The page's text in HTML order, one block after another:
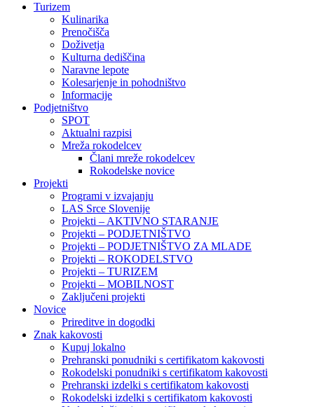
Turizem
Kulinarika
Prenočišča
Doživetja
Kulturna dediščina
Naravne lepote
Kolesarjenje in pohodništvo
Informacije
Podjetništvo
SPOT
Aktualni razpisi
Mreža rokodelcev
Člani mreže rokodelcev
Rokodelske novice
Projekti
Programi v izvajanju
LAS Srce Slovenije
Projekti – AKTIVNO STARANJE
Projekti – PODJETNIŠTVO
Projekti – PODJETNIŠTVO ZA MLADE
Projekti – ROKODELSTVO
Projekti – TURIZEM
Projekti – MOBILNOST
Zaključeni projekti
Novice
Prireditve in dogodki
Znak kakovosti
Kupuj lokalno
Prehranski ponudniki s certifikatom kakovosti
Rokodelski ponudniki s certifikatom kakovosti
Prehranski izdelki s certifikatom kakovosti
Rokodelski izdelki s certifikatom kakovosti